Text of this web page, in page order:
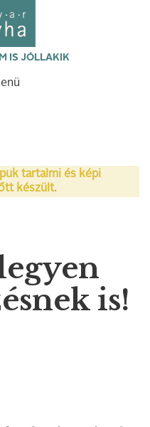
IS JÓLLAKIK
tartalmi és képi
készült.
is!